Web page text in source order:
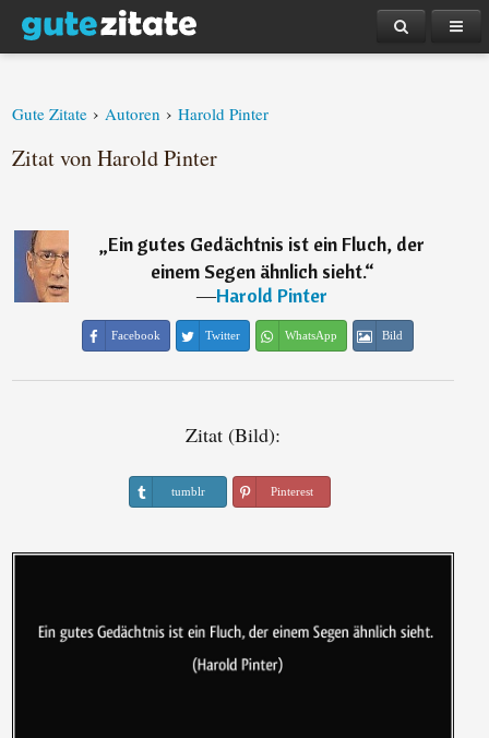
Gute Zitate › Autoren › Harold Pinter
Zitat von Harold Pinter
„Ein gutes Gedächtnis ist ein Fluch, der
einem Segen ähnlich sieht.“
―Harold Pinter
Facebook Twitter WhatsApp Bild
Zitat (Bild):
tumblr Pinterest